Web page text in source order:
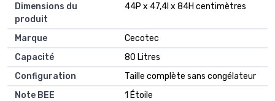
Dimensions du
produit
44P x 47,4l x 84H centimètres
Marque
Cecotec
Capacité
80 Litres
Configuration
Taille complète sans congélateur
Note BEE
1 Étoile